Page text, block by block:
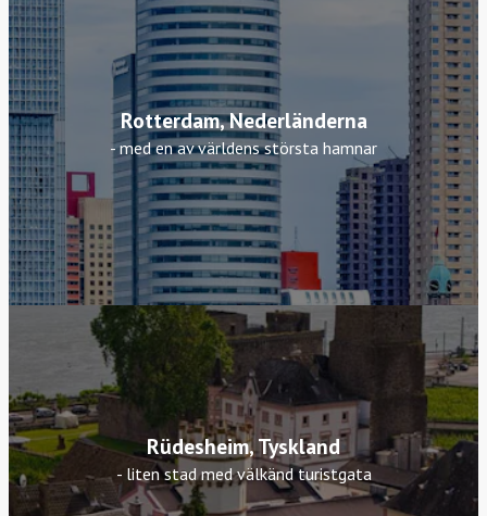
Rotterdam, Nederländerna
- med en av världens största hamnar
Rüdesheim, Tyskland
- liten stad med välkänd turistgata